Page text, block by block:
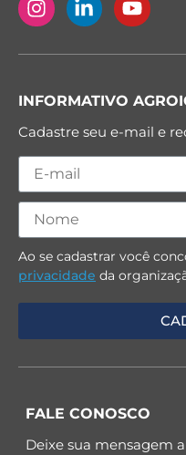
INFORMATIVO
Cadastre seu e-mail e
Ao se cadastrar você
privacidade da
FALE CONOSCO
Deixe sua mensagem